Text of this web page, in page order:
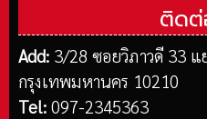
ติดต่
Add: 3/28 ซอยวิภาวดี 33
กรุงเทพมหานคร 10210
Tel: 097-2345363